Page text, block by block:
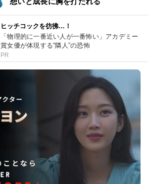
ヒッチコックを彷彿…！
「物理的に一番近い人が一番怖い」アカデミー
賞女優が体現する“隣人”の恐怖
PR